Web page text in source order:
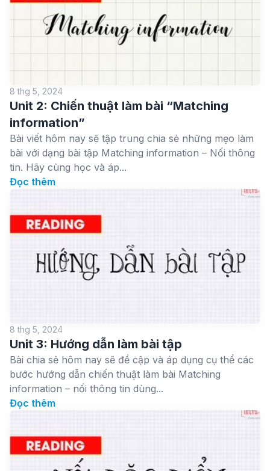
8 thg 5, 2024
Unit 2: Chiến thuật làm bài “Matching
information”
Bài viết hôm nay sẽ tập trung chia sẻ những mẹo làm
bài với dạng bài tập Matching information – Nối thông
tin. Hãy cùng học và áp...
Đọc thêm
8 thg 5, 2024
Unit 3: Hướng dẫn làm bài tập
Bài chia sẻ hôm nay sẽ đề cập và áp dụng cụ thể các
bước hướng dẫn chiến thuật làm bài Matching
information – nối thông tin dùng...
Đọc thêm